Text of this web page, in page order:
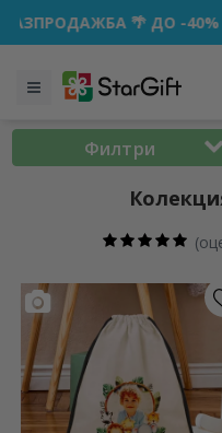
-40% ОТСТЪПКА ЗА
Филтри
(